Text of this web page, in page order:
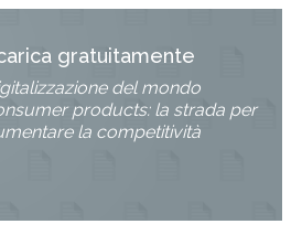
gratuitamente
del mondo
products: la strada per
la competitività